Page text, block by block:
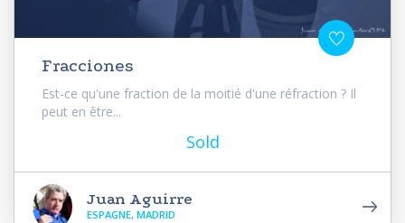
Fracciones
Est-ce qu'une fraction de la moitié d'une réfraction ? Il
peut en être...
Sold
Juan Aguirre
ESPAGNE, MADRID